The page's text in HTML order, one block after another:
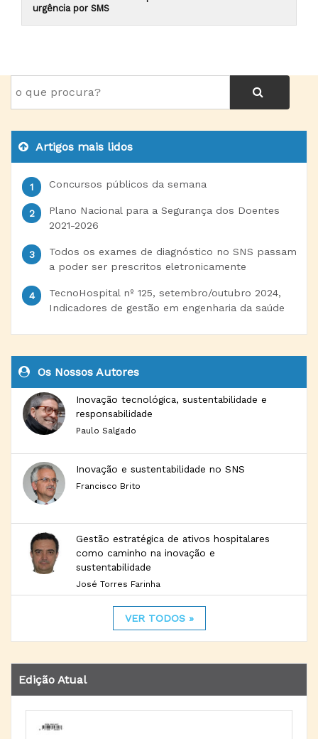
urgência por SMS
Artigos mais lidos
Concursos públicos da semana
Plano Nacional para a Segurança dos Doentes
2021-2026
Todos os exames de diagnóstico no SNS passam
a poder ser prescritos eletronicamente
TecnoHospital nº 125, setembro/outubro 2024,
Indicadores de gestão em engenharia da saúde
Os Nossos Autores
Inovação tecnológica, sustentabilidade e
responsabilidade
Paulo Salgado
Inovação e sustentabilidade no SNS
Francisco Brito
Gestão estratégica de ativos hospitalares
como caminho na inovação e
sustentabilidade
José Torres Farinha
VER TODOS »
Edição Atual